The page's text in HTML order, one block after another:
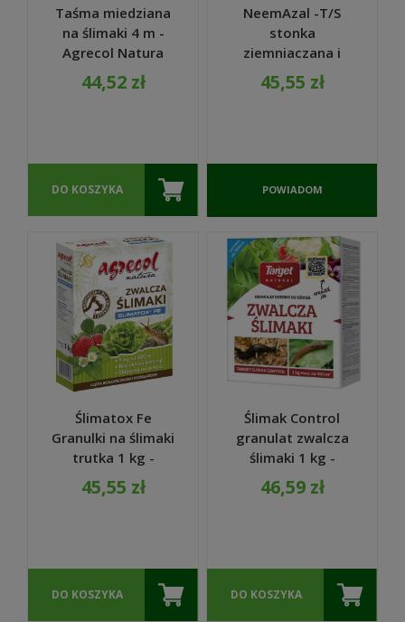
Taśma miedziana
na ślimaki 4 m -
Agrecol Natura
44,52 zł
DO KOSZYKA
NeemAzal -T/S
stonka
ziemniaczana i
inne szkodniki
30ml - Biocont
45,55 zł
POWIADOM
DOSTĘPNOŚCI
Ślimatox Fe
Granulki na ślimaki
trutka 1 kg -
Agrecol
45,55 zł
DO KOSZYKA
Ślimak Control
granulat zwalcza
ślimaki 1 kg -
Target
46,59 zł
DO KOSZYKA